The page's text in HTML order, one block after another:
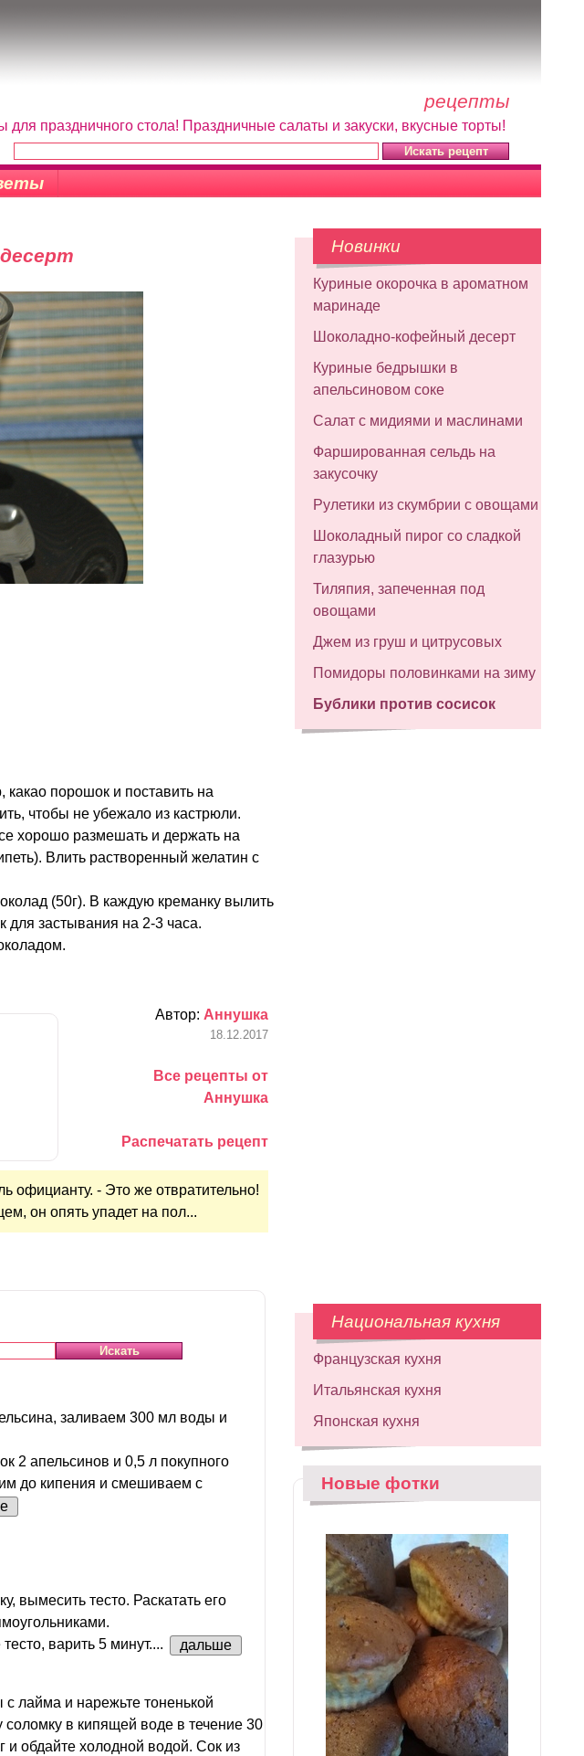
рецепты
для праздничного стола! Праздничные салаты и закуски, вкусные торты!
порошок и поставить на
чтобы не убежало из кастрюли.
хорошо размешать и держать на
Влить растворенный желатин с
(50г). В каждую креманку вылить
для застывания на 2-3 часа.
Автор: Аннушка
18.12.2017
Все рецепты от
Аннушка
Распечатать рецепт
официанту. - Это же отвратительно!
он опять упадет на пол...
заливаем 300 мл воды и
2 апельсинов и 0,5 л покупного
до кипения и смешиваем с
вымесить тесто. Раскатать его
варить 5 минут....
дальше
лайма и нарежьте тоненькой
в кипящей воде в течение 30
и обдайте холодной водой. Сок из
Новинки
Куриные окорочка в ароматном
маринаде
Шоколадно-кофейный десерт
Куриные бедрышки в
апельсиновом соке
Салат с мидиями и маслинами
Фаршированная сельдь на
закусочку
Рулетики из скумбрии с овощами
Шоколадный пирог со сладкой
глазурью
Тиляпия, запеченная под
овощами
Джем из груш и цитрусовых
Помидоры половинками на зиму
Бублики против сосисок
Национальная кухня
Французская кухня
Итальянская кухня
Японская кухня
Новые фотки